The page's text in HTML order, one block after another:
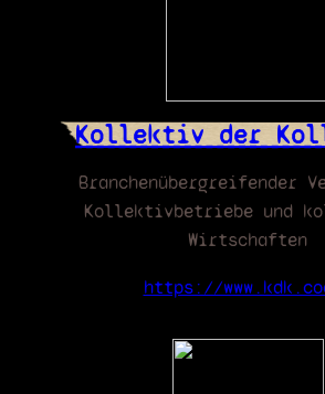
Kollektiv der
Branchenübergreifender
Kollektivbetriebe und
Wirtschaften
https://